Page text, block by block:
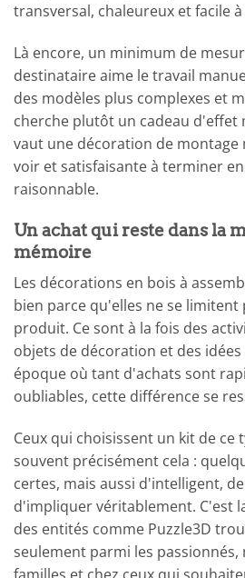
transversal, chaleureux et facile
Là encore, un minimum de
destinataire aime le travail
des modèles plus complexes et
cherche plutôt un cadeau d'effet
vaut une décoration de montage
voir et satisfaisante à terminer
raisonnable.
Un achat qui reste dans la
mémoire
Les décorations en bois à
bien parce qu'elles ne se limitent
produit. Ce sont à la fois des
objets de décoration et des idées
époque où tant d'achats sont
oubliables, cette différence se
Ceux qui choisissent un kit de ce
souvent précisément cela :
certes, mais aussi d'intelligent,
d'impliquer véritablement. C'est
des entités comme Puzzle3D
seulement parmi les passionnés,